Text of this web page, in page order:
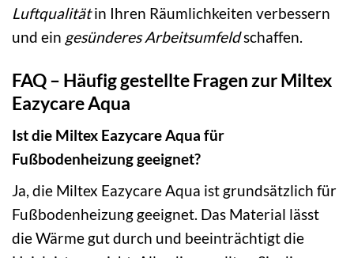
Luftqualitätin Ihren Räumlichkeiten verbessern
und ein gesünderes Arbeitsumfeldschaffen.
FAQ – Häufig gestellte Fragen zur Miltex
Eazycare Aqua
Ist die Miltex Eazycare Aqua für
Fußbodenheizung geeignet?
Ja, die Miltex Eazycare Aqua ist grundsätzlich für
Fußbodenheizung geeignet. Das Material lässt
die Wärme gut durch und beeinträchtigt die